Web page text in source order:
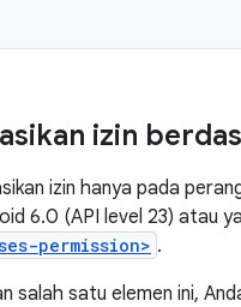
izin
izin hanya pada
6.0 (API level 23) atau
permission> .
salah satu elemen ini,